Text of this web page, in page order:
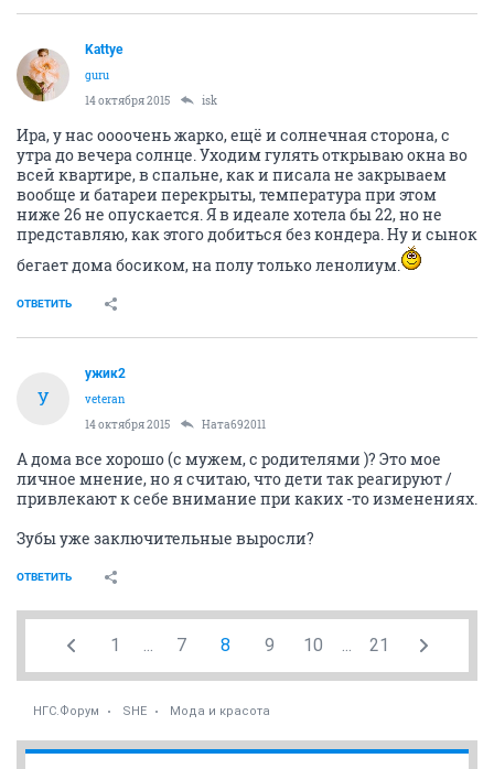
Kattye
guru
14 октября 2015
isk
Ира, у нас оооочень жарко, ещё и солнечная сторона, с
утра до вечера солнце. Уходим гулять открываю окна во
всей квартире, в спальне, как и писала не закрываем
вообще и батареи перекрыты, температура при этом
ниже 26 не опускается. Я в идеале хотела бы 22, но не
представляю, как этого добиться без кондера. Ну и сынок
бегает дома босиком, на полу только ленолиум.
ОТВЕТИТЬ
У
ужик2
veteran
14 октября 2015
Ната692011
А дома все хорошо (с мужем, с родителями )? Это мое
личное мнение, но я считаю, что дети так реагируют /
привлекают к себе внимание при каких -то изменениях.
Зубы уже заключительные выросли?
ОТВЕТИТЬ
1 7 8 9 10 21
НГС.Форум SHE Мода и красота